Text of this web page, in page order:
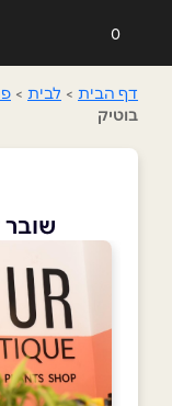
0
דף הבית > לבית >
בוטיק
שובר